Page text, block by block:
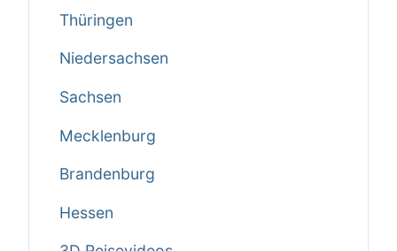
Thüringen
Niedersachsen
Sachsen
Mecklenburg
Brandenburg
Hessen